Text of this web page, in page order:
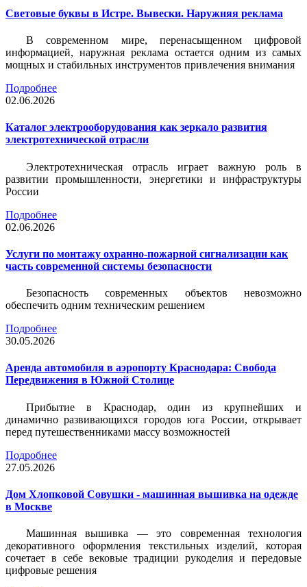
Световые буквы в Истре. Вывески. Наружняя реклама
В современном мире, перенасыщенном цифровой
информацией, наружная реклама остается одним из самых
мощных и стабильных инструментов привлечения внимания
Подробнее
02.06.2026
Каталог электрооборудования как зеркало развития
электротехнической отрасли
Электротехническая отрасль играет важную роль в
развитии промышленности, энергетики и инфраструктуры
России
Подробнее
02.06.2026
Услуги по монтажу охранно-пожарной сигнализации как
часть современной системы безопасности
Безопасность современных объектов невозможно
обеспечить одним техническим решением
Подробнее
30.05.2026
Аренда автомобиля в аэропорту Краснодара: Свобода
Передвижения в Южной Столице
Прибытие в Краснодар, один из крупнейших и
динамично развивающихся городов юга России, открывает
перед путешественниками массу возможностей
Подробнее
27.05.2026
Дом Хлопковой Совушки - машинная вышивка на одежде
в Москве
Машинная вышивка — это современная технология
декоративного оформления текстильных изделий, которая
сочетает в себе вековые традиции рукоделия и передовые
цифровые решения